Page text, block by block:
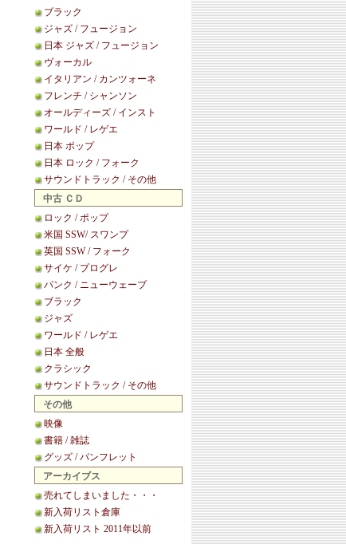
ブラック
ジャズ / フュージョン
日本 ジャズ / フュージョン
ヴォーカル
イタリアン / カンツォーネ
フレンチ / シャンソン
オールディーズ / インスト
ワールド / レゲエ
日本 ポップ
日本 ロック / フォーク
サウンドトラック / その他
中古 ＣＤ
ロック / ポップ
米国 SSW/ スワンプ
英国 SSW / フォーク
サイケ / プログレ
パンク / ニューウェーブ
ブラック
ジャズ
ワールド / レゲエ
日本 全般
クラシック
サウンドトラック / その他
その他
映像
書籍 / 雑誌
グッズ / パンフレット
アーカイブス
売れてしまいました・・・
新入荷リスト倉庫
新入荷リスト 2011年以前